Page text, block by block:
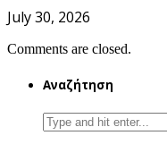
July 30, 2026
Comments are closed.
Αναζήτηση
Search
for: